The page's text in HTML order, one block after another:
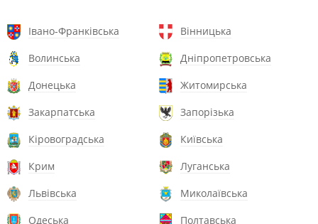
Івано-Франківська
Вінницька
Волинська
Дніпропетровська
Донецька
Житомирська
Закарпатська
Запорізька
Кіровоградська
Київська
Крим
Луганська
Львівська
Миколаївська
Одеська
Полтавська